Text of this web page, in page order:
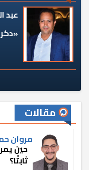
عبد
مقالات
مروان
حين
ثابتًا؟